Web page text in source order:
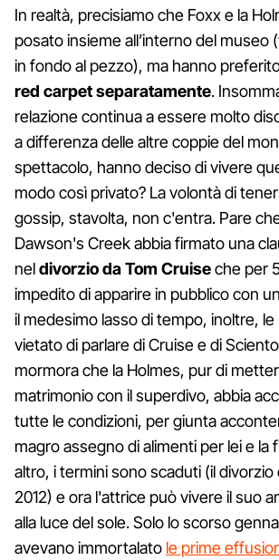
In realtà, precisiamo che Foxx e la
posato insieme all’interno del museo
in fondo al pezzo), ma hanno
red carpet separatamente.
relazione continua a essere molto
a differenza delle altre coppie del
spettacolo, hanno deciso di vivere
modo così privato? La volontà di
gossip, stavolta, non c'entra. Pare
Dawson's Creek abbia firmato una
neldivorzio da Tom Cruiseche per
impedito di apparire in pubblico con
il medesimo lasso di tempo, inoltre,
vietato di parlare di Cruise e di
mormora che la Holmes, pur di
matrimonio con il superdivo, abbia
tutte le condizioni, per giunta
magro assegno di alimenti per lei e la
altro, i termini sono scaduti (il divorzio
2012) e ora l'attrice può vivere il suo
alla luce del sole. Solo lo scorso
avevano immortalato le prime